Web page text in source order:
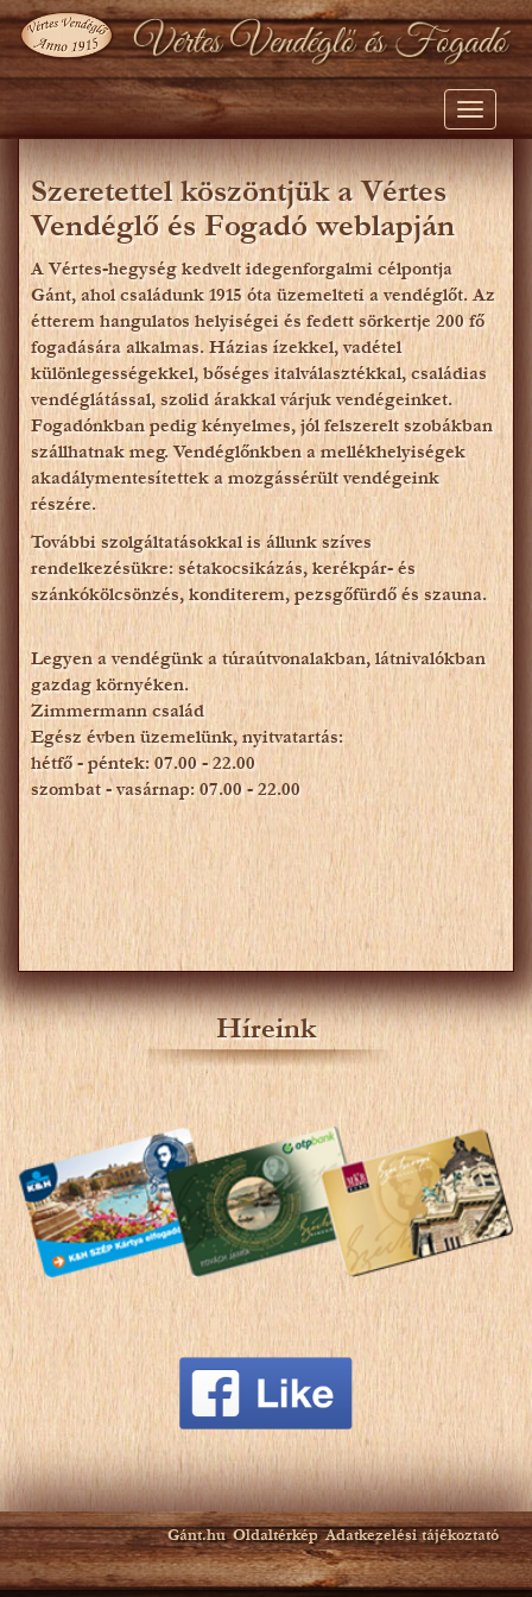
Toggle
Szeretettel köszöntjük a Vértes
Vendéglő és Fogadó weblapján
A Vértes-hegység kedvelt idegenforgalmi célpontja
Gánt, ahol családunk 1915 óta üzemelteti a vendéglőt. Az
étterem hangulatos helyiségei és fedett sörkertje 200 fő
fogadására alkalmas. Házias ízekkel, vadétel
különlegességekkel, bőséges italválasztékkal, családias
vendéglátással, szolid árakkal várjuk vendégeinket.
Fogadónkban pedig kényelmes, jól felszerelt szobákban
szállhatnak meg. Vendéglőnkben a mellékhelyiségek
akadálymentesítettek a mozgássérült vendégeink
részére.
További szolgáltatásokkal is állunk szíves
rendelkezésükre: sétakocsikázás, kerékpár- és
szánkókölcsönzés, konditerem, pezsgőfürdő és szauna.
Legyen a vendégünk a túraútvonalakban, látnivalókban
gazdag környéken.
Zimmermann család
Egész évben üzemelünk, nyitvatartás:
hétfő - péntek: 07.00 - 22.00
szombat - vasárnap: 07.00 - 22.00
Híreink
Gánt.hu Oldaltérkép Adatkezelési tájékoztató